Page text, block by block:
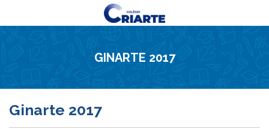
GINARTE 2017
Ginarte 2017